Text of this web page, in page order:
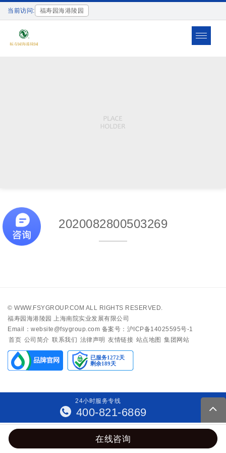
当前访问: 福寿园海港陵园
Toggle
2020082800503269
© WWW.FSYGROUP.COM ALL RIGHTS RESERVED.
福寿园海港陵园 上海南院实业发展有限公司
Email：website@fsygroup.com 备案号：沪ICP备14025595号-1
首页 公司简介 联系我们 法律声明 友情链接 站点地图 集团网站
24小时服务专线
400-821-6869
在线咨询